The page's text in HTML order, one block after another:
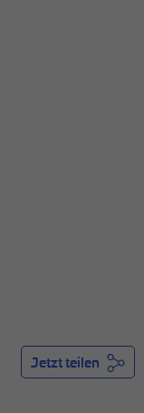
Jetzt teilen